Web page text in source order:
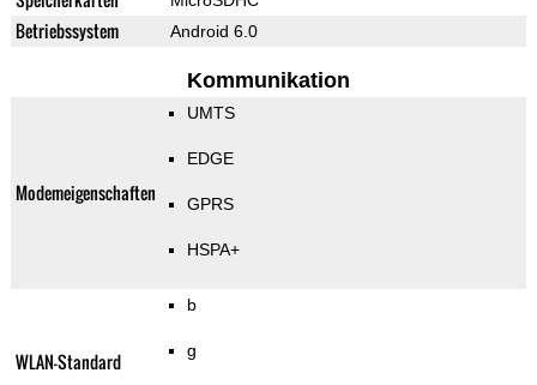
Betriebssystem Android 6.0
Kommunikation
Modemeigenschaften
UMTS
EDGE
GPRS
HSPA+
WLAN-Standard
b
g